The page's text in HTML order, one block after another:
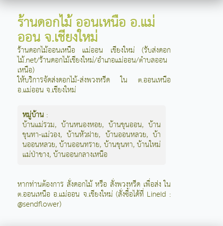
ร้านดอกไม้ ออนเหนือ อ.แม่
ออน จ.เชียงใหม่
ร้านดอกไม้ออนเหนือ แม่ออน เชียงใหม่ (รับส่งดอก
ไม้.net/ร้านดอกไม้เชียงใหม่/อำเภอแม่ออน/ตำบลออน
เหนือ)
ให้บริการจัดส่งดอกไม้-ส่งพวงหรีด ใน ต.ออนเหนือ
อ.แม่ออน จ.เชียงใหม่
หมู่บ้าน :
บ้านแม่รวม,บ้านหนองหอย,บ้านขุนออน,บ้าน
ขุนทา-แม่วอง,บ้านหัวฝาย, บ้านออนหลวย,บ้า
นออนหลวย,บ้านออนทราย, บ้านขุนทา,บ้านใหม่
แม่ป่าขาง,บ้านออนกลางเหนือ
หากท่านต้องการ สั่งดอกไม้ หรือ สั่งพวงหรีด เพื่อส่ง ใน
ต.ออนเหนือ อ.แม่ออน จ.เชียงใหม่ (สั่งซื้อได้ที่ LineId :
@sendflower)